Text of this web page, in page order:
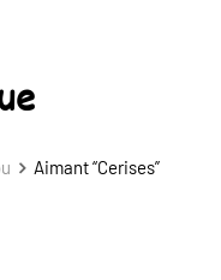
Aimant “Cerises”